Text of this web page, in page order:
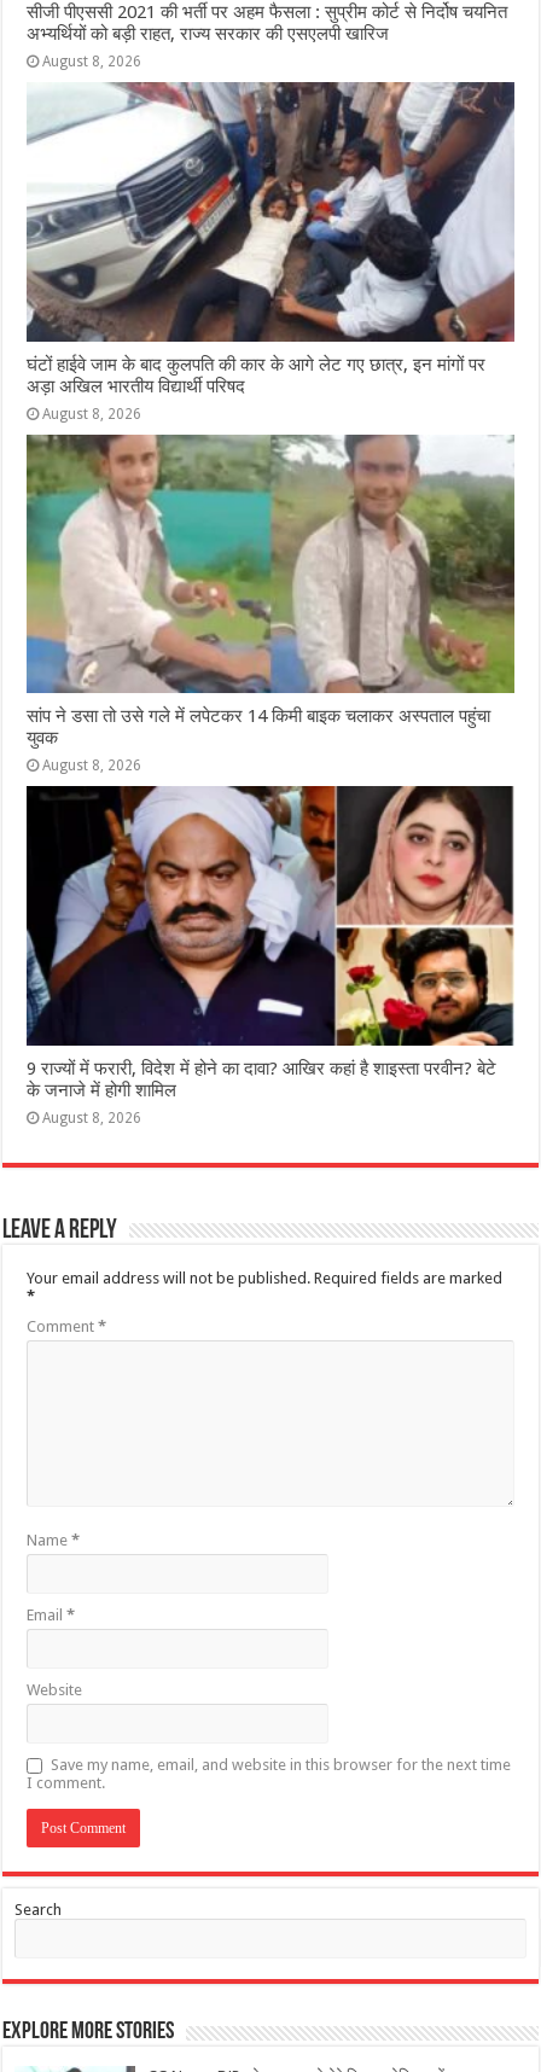
सीजी पीएससी 2021 की भर्ती पर अहम फैसला : सुप्रीम कोर्ट से निर्दोष चयनित
अभ्यर्थियों को बड़ी राहत, राज्य सरकार की एसएलपी खारिज
August 8, 2026
घंटों हाईवे जाम के बाद कुलपति की कार के आगे लेट गए छात्र, इन मांगों पर
अड़ा अखिल भारतीय विद्यार्थी परिषद
August 8, 2026
सांप ने डसा तो उसे गले में लपेटकर 14 किमी बाइक चलाकर अस्पताल पहुंचा
युवक
August 8, 2026
9 राज्‍यों में फरारी, व‍िदेश में होने का दावा? आख‍िर कहां है शाइस्‍ता परवीन? बेटे
के जनाजे में होगी शामिल
August 8, 2026
Leave a Reply
Your email address will not be published. Required fields are marked
*
Comment*
Name*
Email*
Website
Save my name, email, and website in this browser for the next time
I comment.
Search
Explore More Stories